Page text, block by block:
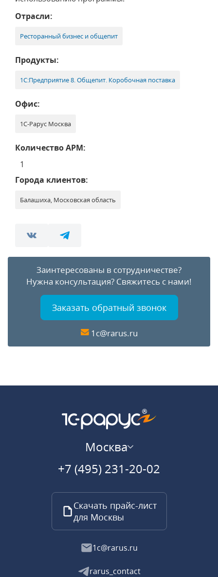
Отрасли:
Ресторанный бизнес и общепит
Продукты:
1С:Предприятие 8. Общепит. Коробочная поставка
Офис:
1С-Рарус Москва
Количество АРМ:
1
Города клиентов:
Балашиха, Московская область
Заинтересованы в сотрудничестве?
Нужна консультация? Свяжитесь с нами!
Заказать обратный звонок
1c@rarus.ru
Москва
+7 (495) 231-20-02
Скачать прайс-лист
для Москвы
1c@rarus.ru
rarus_contact